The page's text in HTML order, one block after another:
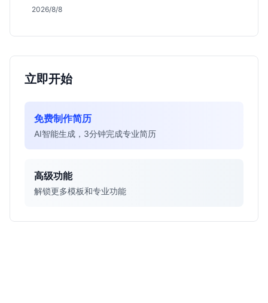
行业地位、校招真实门槛及投递策略，助你判断是否值
2026/8/8
立即开始
免费制作简历
AI智能生成，3分钟完成专业简历
高级功能
解锁更多模板和专业功能